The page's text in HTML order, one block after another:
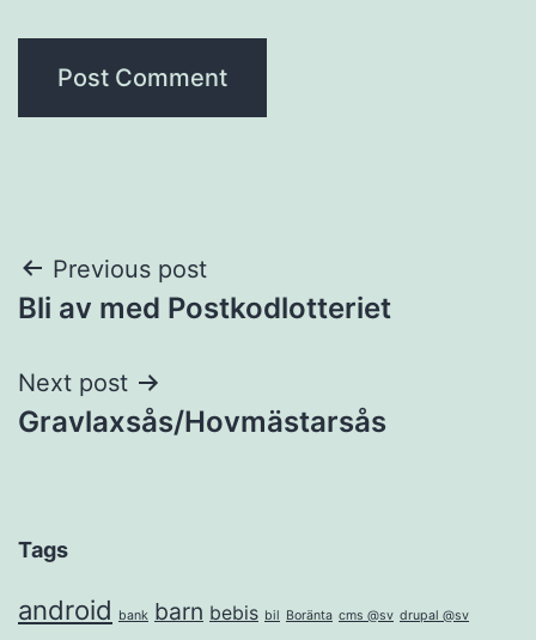
Post
navigation
Previous post
Bli av med Postkodlotteriet
Next post
Gravlaxsås/Hovmästarsås
Tags
android bank barn bebis bil Boränta cms @sv drupal @sv